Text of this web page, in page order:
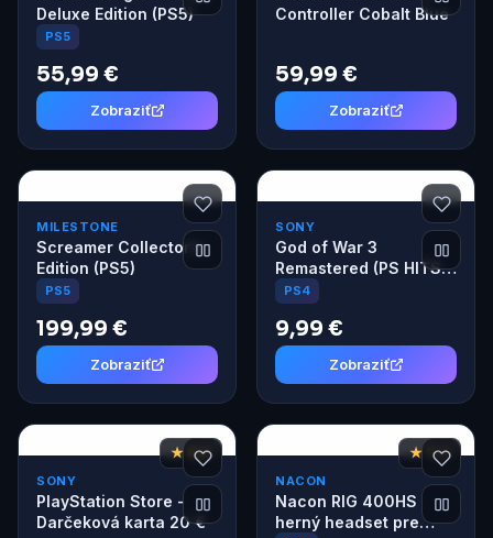
Deluxe Edition (PS5)
PS5
55,99 €
Zobraziť
Controller Cobalt Blue
59,99 €
Zobraziť
MILESTONE
Screamer Collector's
Edition (PS5)
PS5
199,99 €
Zobraziť
SONY
God of War 3
Remastered (PS HITS)
(PS4)
PS4
9,99 €
Zobraziť
★ 8,6
SONY
PlayStation Store -
Darčeková karta 20 €
★ 7,4
NACON
Nacon RIG 400HS
herný headset pre